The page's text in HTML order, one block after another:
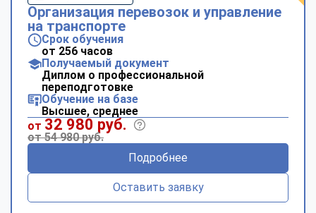
Организация перевозок и управление
на транспорте
Срок обучения
от 256 часов
Получаемый документ
Диплом о профессиональной
переподготовке
Обучение на базе
Высшее, среднее
от 32 980 руб.
от 54 980 руб.
Подробнее
Оставить заявку